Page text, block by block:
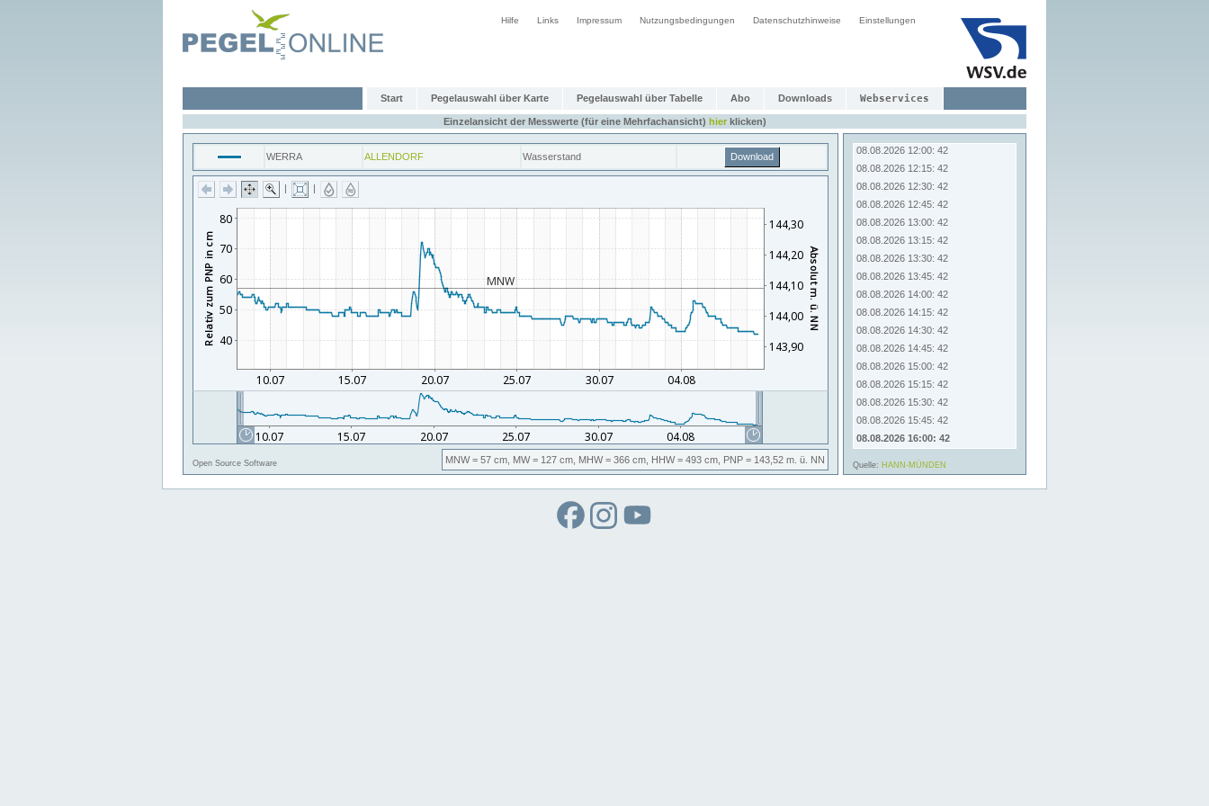
Hilfe Links Impressum Nutzungsbedingungen Datenschutzhinweise Einstellungen
Start Pegelauswahl über Karte Pegelauswahl über Tabelle Abo Downloads Webservices
Einzelansicht der Messwerte (für eine Mehrfachansicht) hierklicken)
WERRA ALLENDORF Wasserstand Download
| |
Open Source Software MNW= 57 cm, MW= 127 cm, MHW= 366 cm, HHW= 493 cm, PNP = 143,52 m. ü. NN
08.08.2026 10:15: 42
08.08.2026 11:15: 42
08.08.2026 11:30: 42
08.08.2026 11:45: 42
08.08.2026 12:00: 42
08.08.2026 12:15: 42
08.08.2026 12:30: 42
08.08.2026 12:45: 42
08.08.2026 13:00: 42
08.08.2026 13:15: 42
08.08.2026 13:30: 42
08.08.2026 13:45: 42
08.08.2026 14:00: 42
08.08.2026 14:15: 42
08.08.2026 14:30: 42
08.08.2026 14:45: 42
08.08.2026 15:00: 42
08.08.2026 15:15: 42
08.08.2026 15:30: 42
08.08.2026 15:45: 42
08.08.2026 16:00: 42
Quelle: HANN-MÜNDEN